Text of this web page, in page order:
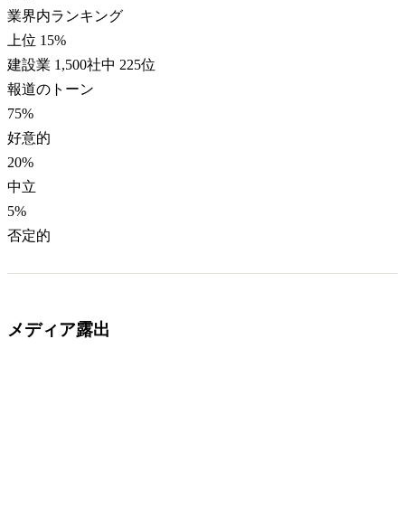
業界内ランキング
上位 15%
建設業 1,500社中 225位
報道のトーン
75%
好意的
20%
中立
5%
否定的
メディア露出